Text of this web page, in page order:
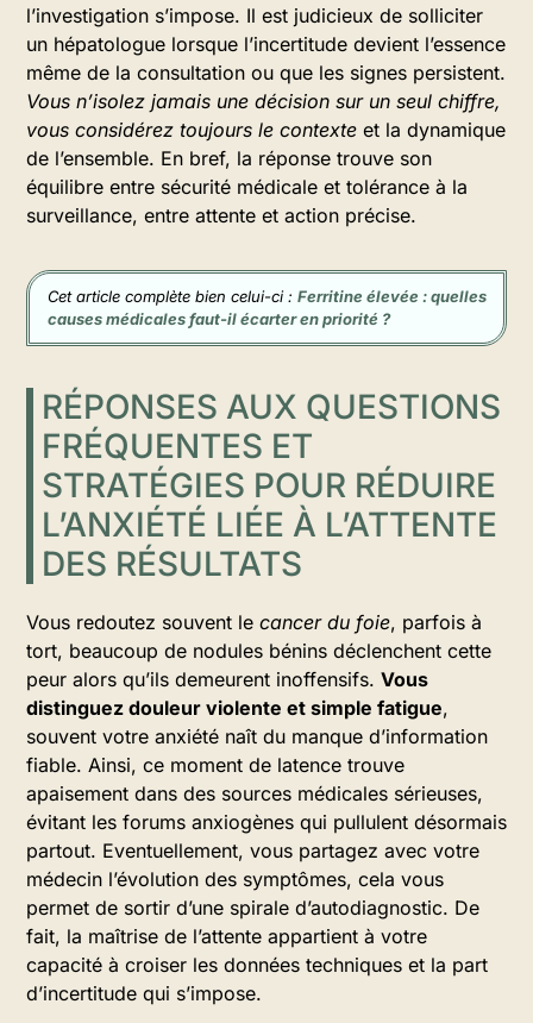
l’investigation s’impose. Il est judicieux de solliciter
un hépatologue lorsque l’incertitude devient l’essence
même de la consultation ou que les signes persistent.
Vous n’isolez jamais une décision sur un seul chiffre,
vous considérez toujours le contexte et la dynamique
de l’ensemble. En bref, la réponse trouve son
équilibre entre sécurité médicale et tolérance à la
surveillance, entre attente et action précise.
Cet article complète bien celui-ci : Ferritine élevée : quelles
causes médicales faut-il écarter en priorité ?
RÉPONSES AUX QUESTIONS
FRÉQUENTES ET
STRATÉGIES POUR RÉDUIRE
L’ANXIÉTÉ LIÉE À L’ATTENTE
DES RÉSULTATS
Vous redoutez souvent le cancer du foie, parfois à
tort, beaucoup de nodules bénins déclenchent cette
peur alors qu’ils demeurent inoffensifs. Vous
distinguez douleur violente et simple fatigue,
souvent votre anxiété naît du manque d’information
fiable. Ainsi, ce moment de latence trouve
apaisement dans des sources médicales sérieuses,
évitant les forums anxiogènes qui pullulent désormais
partout. Eventuellement, vous partagez avec votre
médecin l’évolution des symptômes, cela vous
permet de sortir d’une spirale d’autodiagnostic. De
fait, la maîtrise de l’attente appartient à votre
capacité à croiser les données techniques et la part
d’incertitude qui s’impose.